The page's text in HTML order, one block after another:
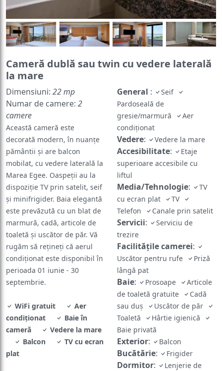
Cameră dublă sau twin cu vedere laterală
la mare
Dimensiuni: 22 mp
Numar de camere: 2
camere
Această cameră este
decorată modern, în nuanțe
pământii şi are balcon
mobilat, cu vedere laterală la
Marea Egee. Oaspeții au la
dispoziție TV prin satelit, seif
și minifrigider. Baia elegantă
este prevăzută cu un blat de
marmură, cadă, articole de
toaletă și uscător de păr. Vă
rugăm să rețineți că aerul
condiționat este disponibil în
perioada 01 iunie - 30
septembrie.
WiFi gratuit
Aer
condiționat
Baie în
cameră
Vedere la mare
Balcon
TV cu ecran
plat
General :
Seif
Pardoseală de
gresie/marmură
Aer
condiționat
Vedere: Vedere la mare
Accesibilitate:
Etaje
superioare accesibile cu
liftul
Media/Tehnologie:
TV
cu ecran plat
TV
Telefon
Canale prin satelit
Servicii:
Serviciu de
trezire
Facilităţile camerei:
Uscător pentru rufe
Priză
lângă pat
Baie: Prosoape
Articole
de toaletă gratuite
Cadă
sau duș
Uscător de păr
Toaletă
Hârtie igienică
Baie privată
Exterior: Balcon
Bucătărie: Frigider
Dormitor:
Lenjerie de